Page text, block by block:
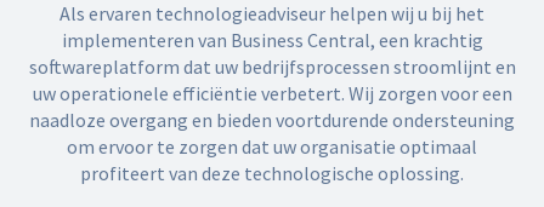
Als ervaren technologieadviseur helpen wij u bij het
implementeren van Business Central, een krachtig
softwareplatform dat uw bedrijfsprocessen stroomlijnt en
uw operationele efficiëntie verbetert. Wij zorgen voor een
naadloze overgang en bieden voortdurende ondersteuning
om ervoor te zorgen dat uw organisatie optimaal
profiteert van deze technologische oplossing.